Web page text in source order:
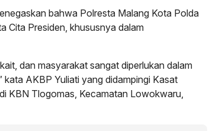
bahwa Polresta Malang Kota Polda
Cita Presiden, khususnya dalam
dan masyarakat sangat diperlukan dalam
AKBP Yuliati yang didampingi Kasat
KBN Tlogomas, Kecamatan Lowokwaru,